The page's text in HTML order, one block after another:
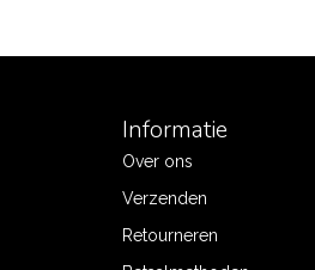
Informatie
Over ons
Verzenden
Retourneren